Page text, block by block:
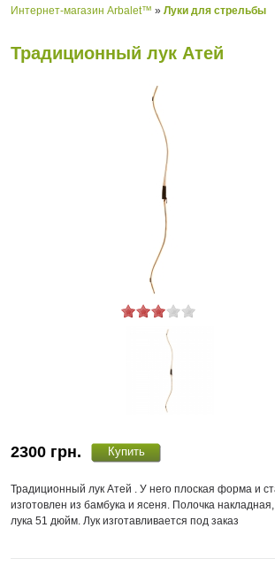
Интернет-магазин Arbalet™ » Луки для стрельбы
Традиционный лук Атей
2300 грн.
Традиционный лук Атей . У него плоская форма и
изготовлен из бамбука и ясеня. Полочка
лука 51 дюйм. Лук изготавливается под заказ